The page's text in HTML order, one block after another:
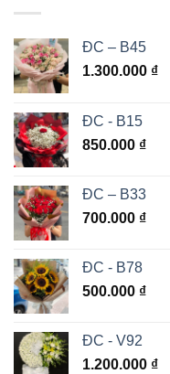
ĐC – B45
1.300.000 ₫
ĐC - B15
850.000 ₫
ĐC – B33
700.000 ₫
ĐC - B78
500.000 ₫
ĐC - V92
1.200.000 ₫